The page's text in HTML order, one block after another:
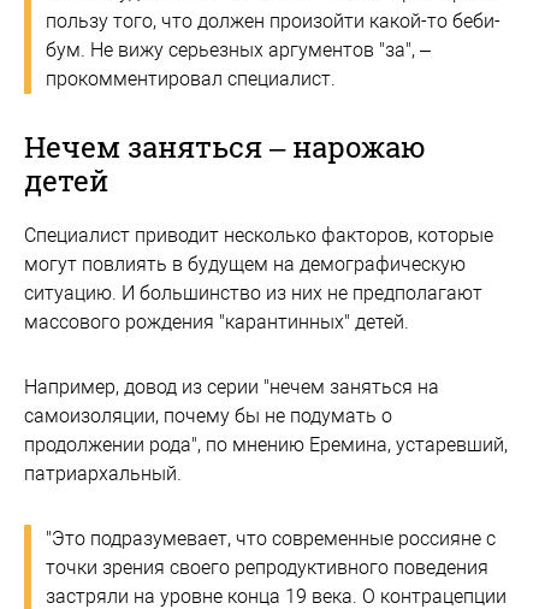
пользу того, что должен произойти какой-то беби-
бум. Не вижу серьезных аргументов "за", –
прокомментировал специалист.
Нечем заняться – нарожаю
детей
Специалист приводит несколько факторов, которые
могут повлиять в будущем на демографическую
ситуацию. И большинство из них не предполагают
массового рождения "карантинных" детей.
Например, довод из серии "нечем заняться на
самоизоляции, почему бы не подумать о
продолжении рода", по мнению Еремина, устаревший,
патриархальный.
"Это подразумевает, что современные россияне с
точки зрения своего репродуктивного поведения
застряли на уровне конца 19 века. О контрацепции